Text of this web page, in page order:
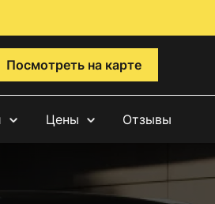
Посмотреть на карте
Цены Отзывы